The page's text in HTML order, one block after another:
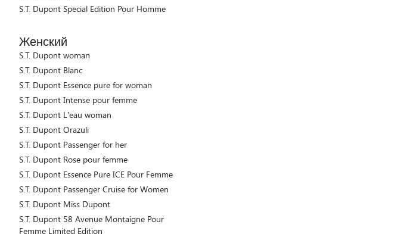
S.T. Dupont Special Edition Pour Homme
Женский
S.T. Dupont woman
S.T. Dupont Blanc
S.T. Dupont Essence pure for woman
S.T. Dupont Intense pour femme
S.T. Dupont L'eau woman
S.T. Dupont Orazuli
S.T. Dupont Passenger for her
S.T. Dupont Rose pour femme
S.T. Dupont Essence Pure ICE Pour Femme
S.T. Dupont Passenger Cruise for Women
S.T. Dupont Miss Dupont
S.T. Dupont 58 Avenue Montaigne Pour
Femme Limited Edition